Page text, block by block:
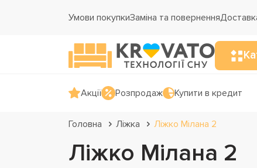
Умови покупкиЗаміна та повернення
Акції Розпродаж Купити в кредит
Головна Ліжка Ліжко Мілана 2
Ліжко Мілана 2